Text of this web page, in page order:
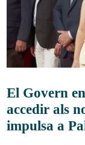
El Govern
accedir als
impulsa a